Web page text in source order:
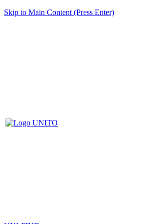
Skip to Main Content (Press Enter)